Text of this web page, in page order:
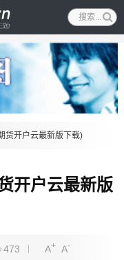
货开户云最新版下载)
开户云最新版
473 A+ A-